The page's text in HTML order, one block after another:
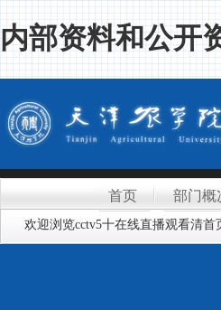
内部资料和公开
首页 部门概
欢迎浏览cctv5十在线直播观看清首